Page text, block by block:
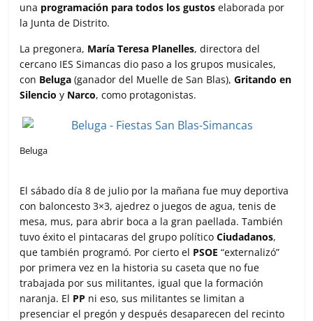
una programación para todos los gustoselaborada por
la Junta de Distrito.
La pregonera, María Teresa Planelles, directora del
cercano IES Simancas dio paso a los grupos musicales,
con Beluga (ganador del Muelle de San Blas),Gritando en
Silencio y Narco, como protagonistas.
Beluga
El sábado día 8 de julio por la mañana fue muy deportiva
con baloncesto 3×3, ajedrez o juegos de agua, tenis de
mesa, mus, para abrir boca a la gran paellada. También
tuvo éxito el pintacaras del grupo políticoCiudadanos,
que también programó. Por cierto el PSOE “externalizó”
por primera vez en la historia su caseta que no fue
trabajada por sus militantes, igual que la formación
naranja. El PP ni eso, sus militantes se limitan a
presenciar el pregón y después desaparecen del recinto